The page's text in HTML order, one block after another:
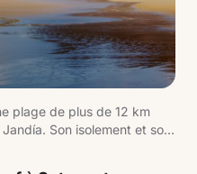
plage de plus de 12 km
Son isolement et son